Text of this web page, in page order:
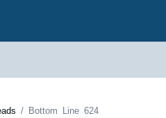
/ Bottom Line 624